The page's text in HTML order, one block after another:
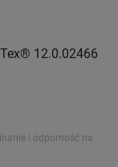
12.0.02466
i odporność na